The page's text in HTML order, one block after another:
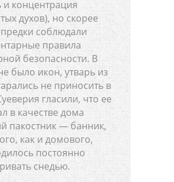
и концентрация
духов), но скорее
соблюдали
правила
безопасности. В
было икон, утварь из
не приносить в
гласили, что ее
в качестве дома
пакостник — банник,
как и домового,
постоянно
снедью.